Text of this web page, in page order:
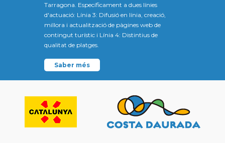
Tarragona. Específicament a dues línies
d'actuació: Línia 3: Difusió en línia, creació,
millora i actualització de pàgines web de
contingut turístic i Línia 4: Distintius de
qualitat de platges.
Saber més